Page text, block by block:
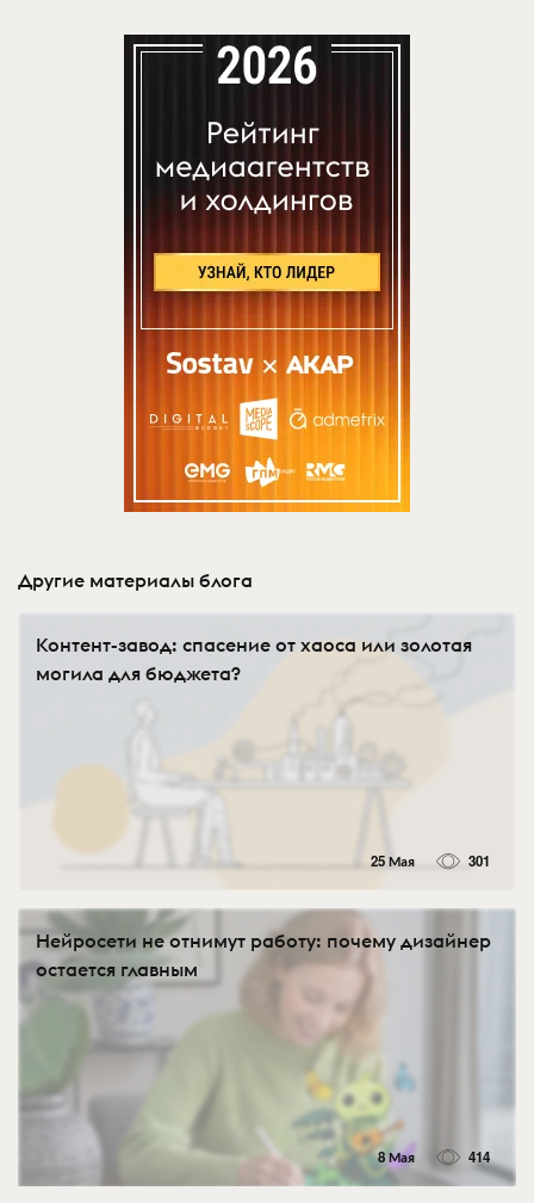
Другие материалы блога
Контент-завод: спасение от хаоса или золотая
могила для бюджета?
25 Мая 301
Нейросети не отнимут работу: почему дизайнер
остается главным
8 Мая 414